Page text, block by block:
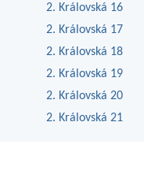
2. Královská 16
2. Královská 17
2. Královská 18
2. Královská 19
2. Královská 20
2. Královská 21